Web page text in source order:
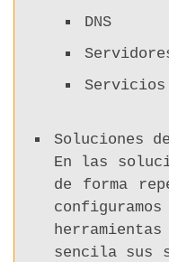
DNS
Servicios
Soluciones
En las
de forma
sencila sus